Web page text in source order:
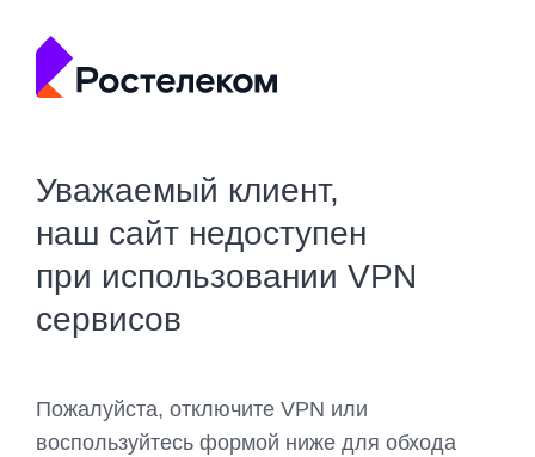
Уважаемый клиент,
наш сайт недоступен
при использовании VPN
сервисов
Пожалуйста, отключите VPN или
воспользуйтесь формой ниже для обхода